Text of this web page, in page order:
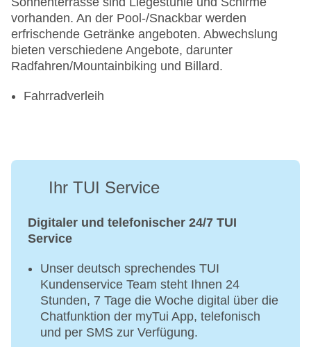
vorhanden. An der Pool-/Snackbar werden
erfrischende Getränke angeboten. Abwechslung
bieten verschiedene Angebote, darunter
Radfahren/Mountainbiking und Billard.
Fahrradverleih
Ihr TUI Service
Digitaler und telefonischer 24/7 TUI
Service
Unser deutsch sprechendes TUI
Kundenservice Team steht Ihnen 24
Stunden, 7 Tage die Woche digital über die
Chatfunktion der myTui App, telefonisch
und per SMS zur Verfügung.